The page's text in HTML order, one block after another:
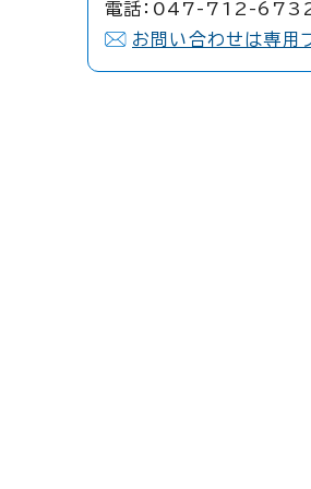
電話：047-712-
お問い合わせは専用